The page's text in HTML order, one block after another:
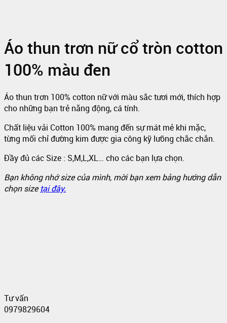
Áo thun trơn nữ cổ tròn cotton
100% màu đen
Áo thun trơn 100% cotton nữ với màu sắc tươi mới, thích hợp
cho những bạn trẻ năng động, cá tính.
Chất liệu vải Cotton 100% mang đến sự mát mẻ khi mặc,
từng mối chỉ đường kim được gia công kỹ lưỡng chắc chắn.
Đầy đủ các Size : S,M,L,XL… cho các bạn lựa chọn.
Bạn không nhớ size của mình, mời bạn xem bảng hướng dẫn
chọn size tại đây.
Tư vấn
0979829604